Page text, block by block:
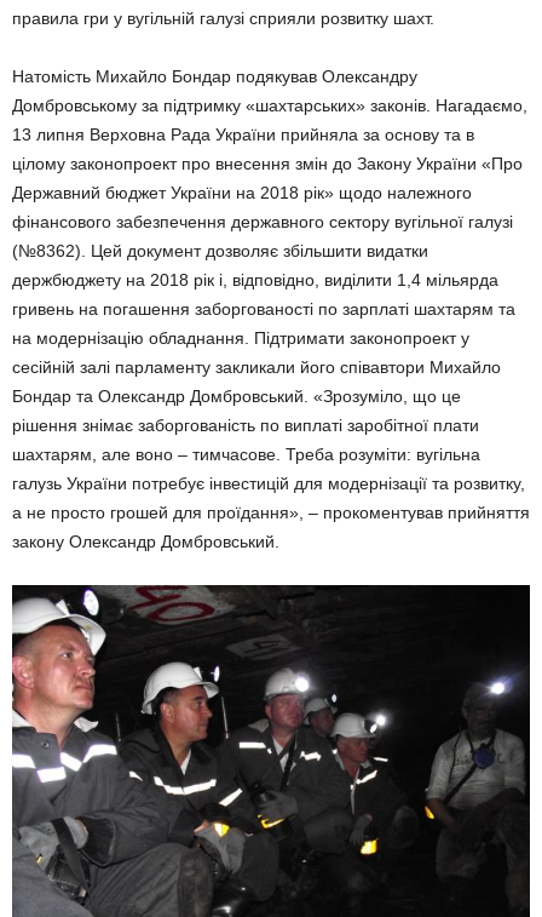
правила гри у вугільній галузі сприяли розвитку шахт.
Натомість Михайло Бондар подякував Олександру
Домбровському за підтримку «шахтарських» законів. Нагадаємо,
13 липня Верховна Рада України прийняла за основу та в
цілому законопроект про внесення змін до Закону України «Про
Державний бюджет України на 2018 рік» щодо належного
фінансового забезпечення державного сектору вугільної галузі
(№8362). Цей документ дозволяє збільшити видатки
держбюджету на 2018 рік і, відповідно, виділити 1,4 мільярда
гривень на погашення заборгованості по зарплаті шахтарям та
на модернізацію обладнання. Підтримати законопроект у
сесійній залі парламенту закликали його співавтори Михайло
Бондар та Олександр Домбровський. «Зрозуміло, що це
рішення знімає заборгованість по виплаті заробітної плати
шахтарям, але воно – тимчасове. Треба розуміти: вугільна
галузь України потребує інвестицій для модернізації та розвитку,
а не просто грошей для проїдання», – прокоментував прийняття
закону Олександр Домбровський.